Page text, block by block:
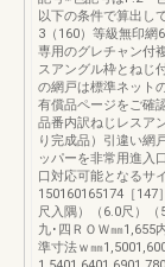
以下の条件で算出し
3（160）等級無印網
専用のグレチャン付
スアングル枠とねじ
の網戸は標準ネット
有償品ページをご確
品番内訳ねじレスア
り完成品）引違い網
ッパーを非常用進入
口対応可能となるサ
150160165174［147
尺入隅）（6.0尺）
九･四ＲＯＷ㎜1,655
準寸法ｗ㎜